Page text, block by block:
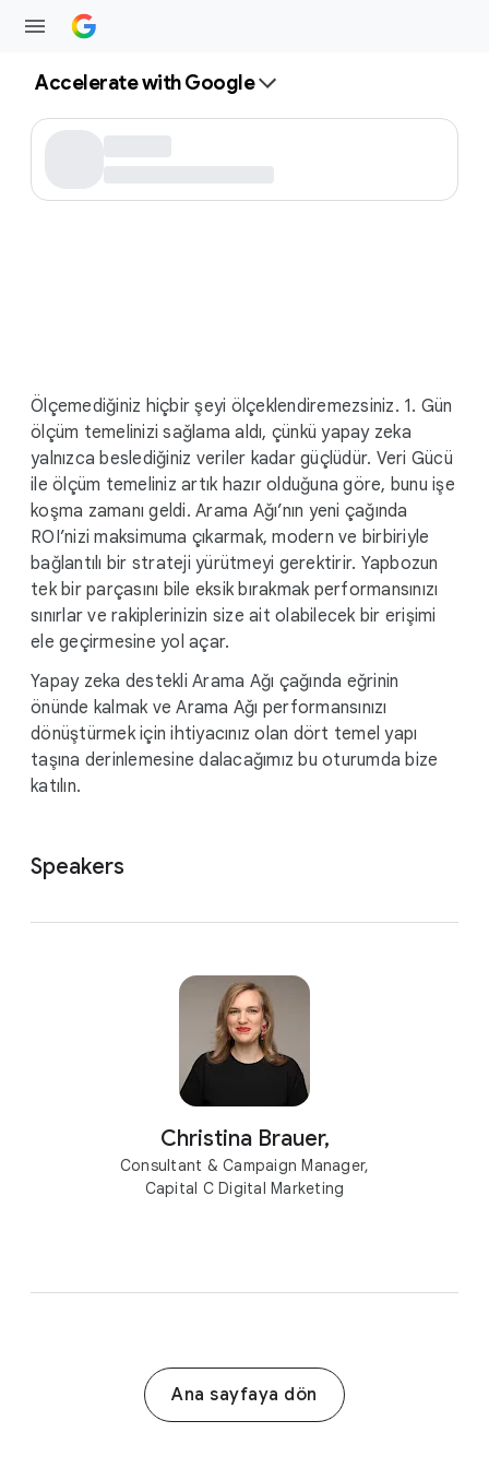
Accelerate with Google
Ölçemediğiniz hiçbir şeyi ölçeklendiremezsiniz. 1. Gün
ölçüm temelinizi sağlama aldı, çünkü yapay zeka
yalnızca beslediğiniz veriler kadar güçlüdür. Veri Gücü
ile ölçüm temeliniz artık hazır olduğuna göre, bunu işe
koşma zamanı geldi. Arama Ağı’nın yeni çağında
ROI’nizi maksimuma çıkarmak, modern ve birbiriyle
bağlantılı bir strateji yürütmeyi gerektirir. Yapbozun
tek bir parçasını bile eksik bırakmak performansınızı
sınırlar ve rakiplerinizin size ait olabilecek bir erişimi
ele geçirmesine yol açar.
Yapay zeka destekli Arama Ağı çağında eğrinin
önünde kalmak ve Arama Ağı performansınızı
dönüştürmek için ihtiyacınız olan dört temel yapı
taşına derinlemesine dalacağımız bu oturumda bize
katılın.
Speakers
Christina Brauer,
Consultant & Campaign Manager,
Capital C Digital Marketing
Ana sayfaya dön